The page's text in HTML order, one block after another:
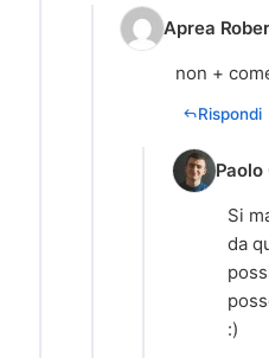
Aprea
non +
Rispondi
Paolo
Si
da
:)